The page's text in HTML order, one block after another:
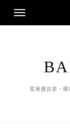
菜單價目表・哪